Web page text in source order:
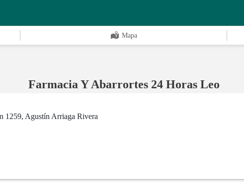
Mapa
Farmacia Y Abarrortes 24 Horas Leo
1259, Agustín Arriaga Rivera